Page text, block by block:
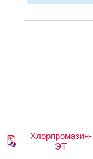
Хлорпромазин-
ЭТ